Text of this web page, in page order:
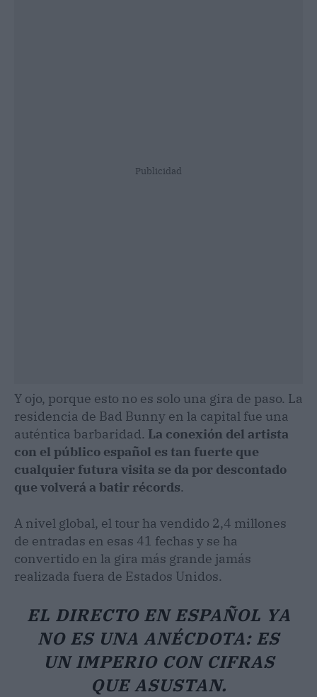
Publicidad
Y ojo, porque esto no es solo una gira de paso. La
residencia de Bad Bunny en la capital fue una
auténtica barbaridad. La conexión del artista
con el público español es tan fuerte que
cualquier futura visita se da por descontado
que volverá a batir récords.
A nivel global, el tour ha vendido 2,4 millones
de entradas en esas 41 fechas y se ha
convertido en la gira más grande jamás
realizada fuera de Estados Unidos.
EL DIRECTO EN ESPAÑOL YA
NO ES UNA ANÉCDOTA: ES
UN IMPERIO CON CIFRAS
QUE ASUSTAN.